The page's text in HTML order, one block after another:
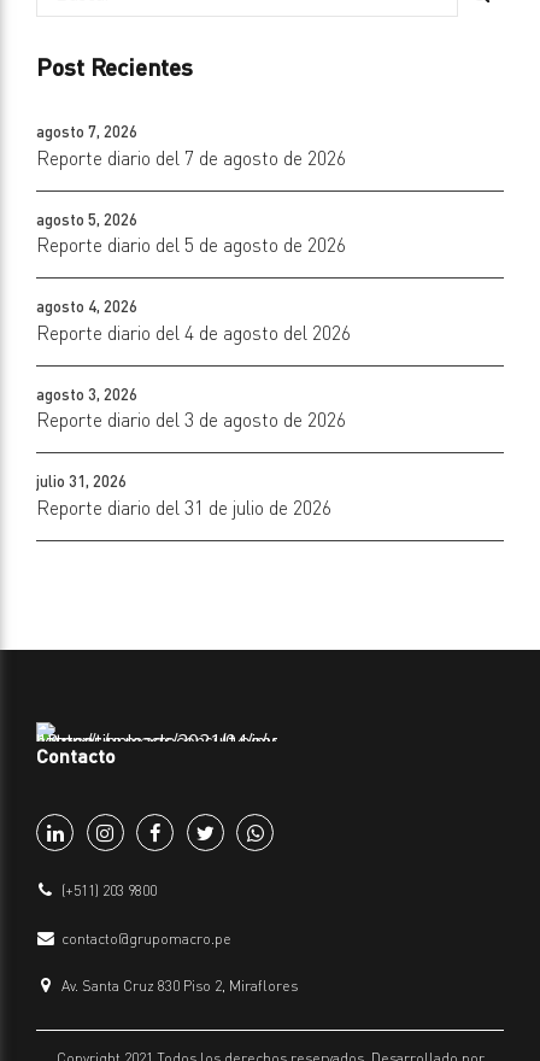
Post Recientes
agosto 7, 2026
Reporte diario del 7 de agosto de 2026
agosto 5, 2026
Reporte diario del 5 de agosto de 2026
agosto 4, 2026
Reporte diario del 4 de agosto del 2026
agosto 3, 2026
Reporte diario del 3 de agosto de 2026
julio 31, 2026
Reporte diario del 31 de julio de 2026
Contacto
(+511) 203 9800
contacto@grupomacro.pe
Av. Santa Cruz 830 Piso 2, Miraflores